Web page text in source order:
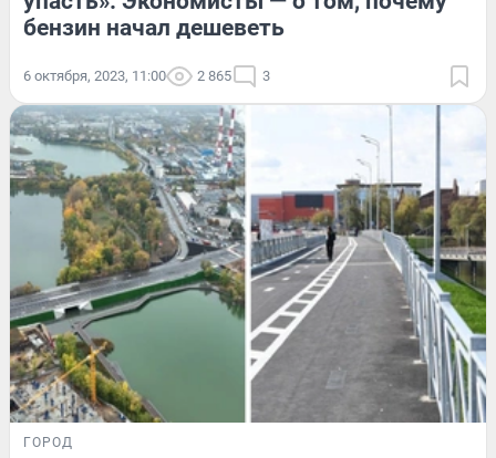
бензин начал дешеветь
6 октября, 2023, 11:00 2 865 3
ГОРОД